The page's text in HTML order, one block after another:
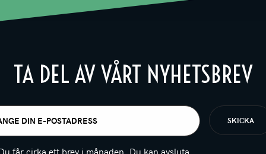
TA DEL AV VÅRT NYHETSBREV
får cirka ett brev i månaden. Du kan avsluta